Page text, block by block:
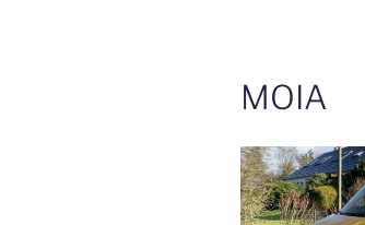
MOIA